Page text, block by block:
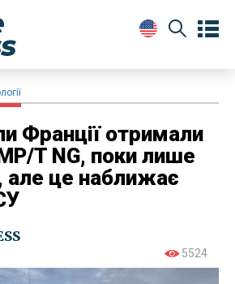
Франції отримали
T NG, поки лише
але це наближає
5524